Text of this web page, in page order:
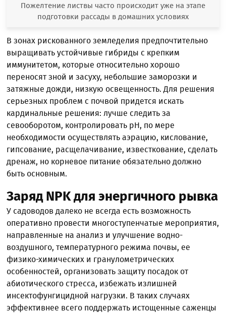
Пожелтение листвы часто происходит уже на этапе
подготовки рассады в домашних условиях
В зонах рискованного земледелия предпочтительно
выращивать устойчивые гибриды с крепким
иммунитетом, которые относительно хорошо
переносят зной и засуху, небольшие заморозки и
затяжные дожди, низкую освещенность. Для решения
серьезных проблем с почвой придется искать
кардинальные решения: лучше следить за
севооборотом, контролировать рН, по мере
необходимости осуществлять аэрацию, кислование,
гипсование, расщелачивание, известкование, сделать
дренаж, но корневое питание обязательно должно
быть основным.
Заряд NPK для энергичного рывка
У садоводов далеко не всегда есть возможность
оперативно провести многоступенчатые мероприятия,
направленные на анализ и улучшение водно-
воздушного, температурного режима почвы, ее
физико-химических и гранулометрических
особенностей, организовать защиту посадок от
абиотического стресса, избежать излишней
инсектофунгицидной нагрузки. В таких случаях
эффективнее всего поддержать истощенные саженцы